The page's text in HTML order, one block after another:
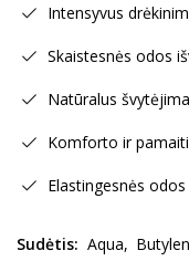
Intensyvus
Skaistesnės odos
Natūralus
Komforto ir
Elastingesnės
Sudėtis: Aqua,